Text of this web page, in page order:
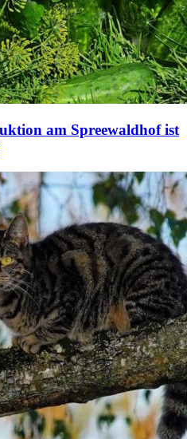
am Spreewaldhof ist